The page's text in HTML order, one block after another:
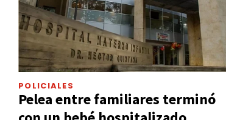
POLICIALES
Pelea entre familiares terminó